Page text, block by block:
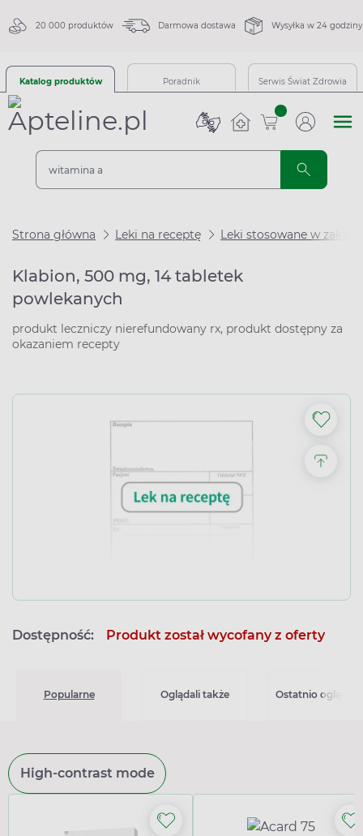
20 000 produktów Darmowa dostawa Wysyłka w 24 godziny
Katalog produktów Poradnik Serwis Świat Zdrowia
sztuk
Strona główna Leki na receptę Leki stosowane w
Klabion, 500 mg, 14 tabletek
powlekanych
produkt leczniczy nierefundowany rx, produkt dostępny za
okazaniem recepty
Dostępność: Produkt został wycofany z oferty
Popularne Oglądali także Ostatnio
High-contrast mode